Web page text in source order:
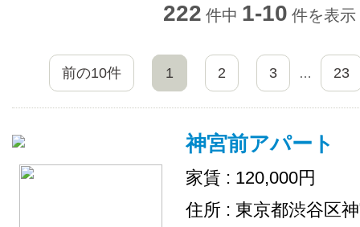
222 件中 1-10 件を表示
前の10件 1 2 3 … 23
神宮前アパート
家賃 : 120,000円
住所 : 東京都渋谷区